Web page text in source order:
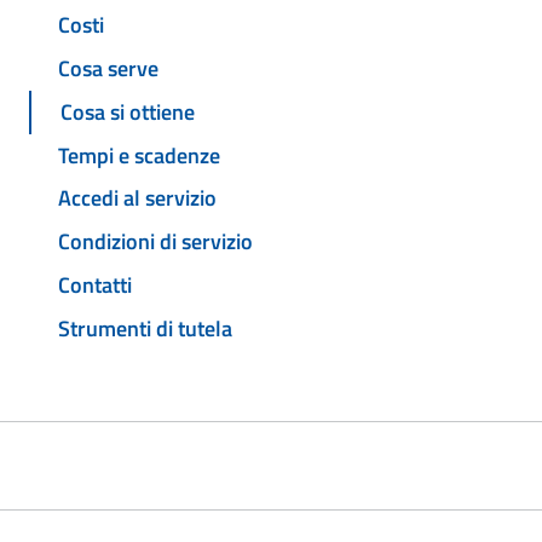
Costi
Cosa serve
Cosa si ottiene
Tempi e scadenze
Accedi al servizio
Condizioni di servizio
Contatti
Strumenti di tutela